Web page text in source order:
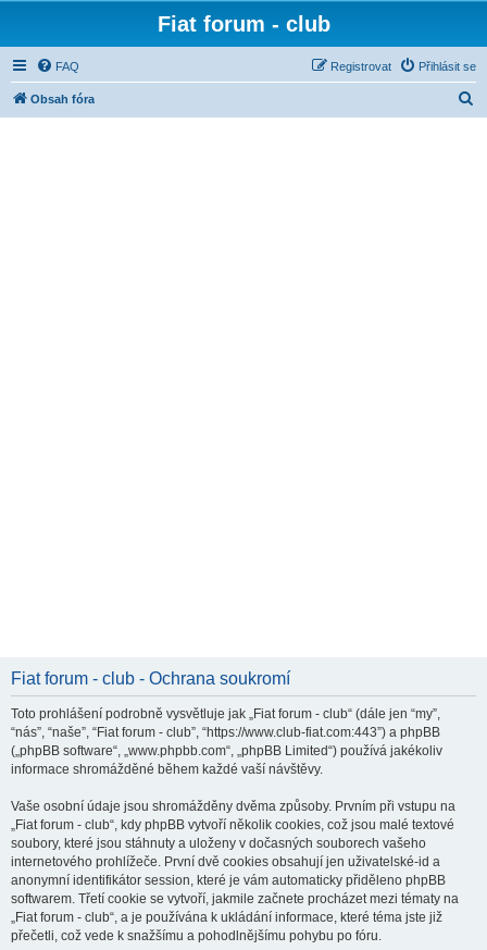
Fiat forum - club
FAQ Přihlásit se
Registrovat
Obsah fóra
Fiat forum - club - Ochrana soukromí
Toto prohlášení podrobně vysvětluje jak „Fiat forum - club“ (dále jen “my”,
“nás”, “naše”, “Fiat forum - club”, “https://www.club-fiat.com:443”) a phpBB
(„phpBB software“, „www.phpbb.com“, „phpBB Limited“) používá jakékoliv
informace shromážděné během každé vaší návštěvy.
Vaše osobní údaje jsou shromážděny dvěma způsoby. Prvním při vstupu na
„Fiat forum - club“, kdy phpBB vytvoří několik cookies, což jsou malé textové
soubory, které jsou stáhnuty a uloženy v dočasných souborech vašeho
internetového prohlížeče. První dvě cookies obsahují jen uživatelské-id a
anonymní identifikátor session, které je vám automaticky přiděleno phpBB
softwarem. Třetí cookie se vytvoří, jakmile začnete procházet mezi tématy na
„Fiat forum - club“, a je používána k ukládání informace, které téma jste již
přečetli, což vede k snažšímu a pohodlnějšímu pohybu po fóru.